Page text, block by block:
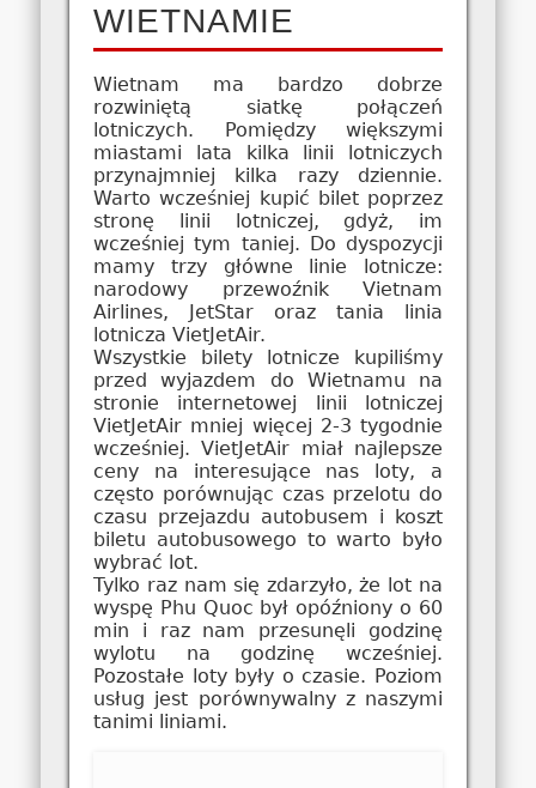
WIETNAMIE
Wietnam ma bardzo dobrze
rozwiniętą siatkę połączeń
lotniczych. Pomiędzy większymi
miastami lata kilka linii lotniczych
przynajmniej kilka razy dziennie.
Warto wcześniej kupić bilet poprzez
stronę linii lotniczej, gdyż, im
wcześniej tym taniej. Do dyspozycji
mamy trzy główne linie lotnicze:
narodowy przewoźnik Vietnam
Airlines, JetStar oraz tania linia
lotnicza VietJetAir.
Wszystkie bilety lotnicze kupiliśmy
przed wyjazdem do Wietnamu na
stronie internetowej linii lotniczej
VietJetAir mniej więcej 2-3 tygodnie
wcześniej. VietJetAir miał najlepsze
ceny na interesujące nas loty, a
często porównując czas przelotu do
czasu przejazdu autobusem i koszt
biletu autobusowego to warto było
wybrać lot.
Tylko raz nam się zdarzyło, że lot na
wyspę Phu Quoc był opóźniony o 60
min i raz nam przesunęli godzinę
wylotu na godzinę wcześniej.
Pozostałe loty były o czasie. Poziom
usług jest porównywalny z naszymi
tanimi liniami.